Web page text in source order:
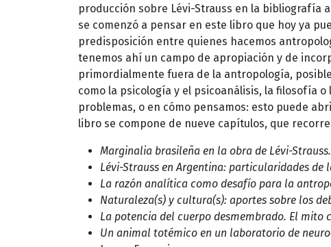
producción sobre Lévi-Strauss en la bibliografía
se comenzó a pensar en este libro que hoy ya
predisposición entre quienes hacemos
tenemos ahí un campo de apropiación y de
primordialmente fuera de la antropología,
como la psicología y el psicoanálisis, la filosofía
problemas, o en cómo pensamos: esto puede
libro se compone de nueve capítulos, que
Marginalia brasileña en la obra de Lévi-
Lévi-Strauss en Argentina: particularidades
La razón analítica como desafío para la
Naturaleza(s) y cultura(s): aportes sobre los
La potencia del cuerpo desmembrado. El mito
Un animal totémico en un laboratorio de